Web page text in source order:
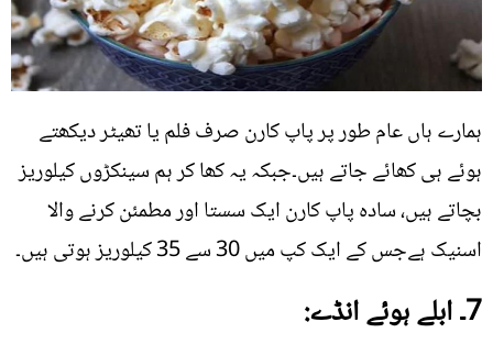
ہمارے ہاں عام طور پر پاپ کارن صرف فلم یا تھیٹر دیکھتے
ہوئے ہی کھائے جاتے ہیں۔جبکہ یہ کھا کر ہم سینکڑوں کیلوریز
بچاتے ہیں، سادہ پاپ کارن ایک سستا اور مطمئن کرنے والا
اسنیک ہےجس کے ایک کپ میں 30 سے 35 کیلوریز ہوتی ہیں۔
7۔ ابلے ہوئے انڈے: